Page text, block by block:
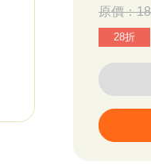
原價：
28折